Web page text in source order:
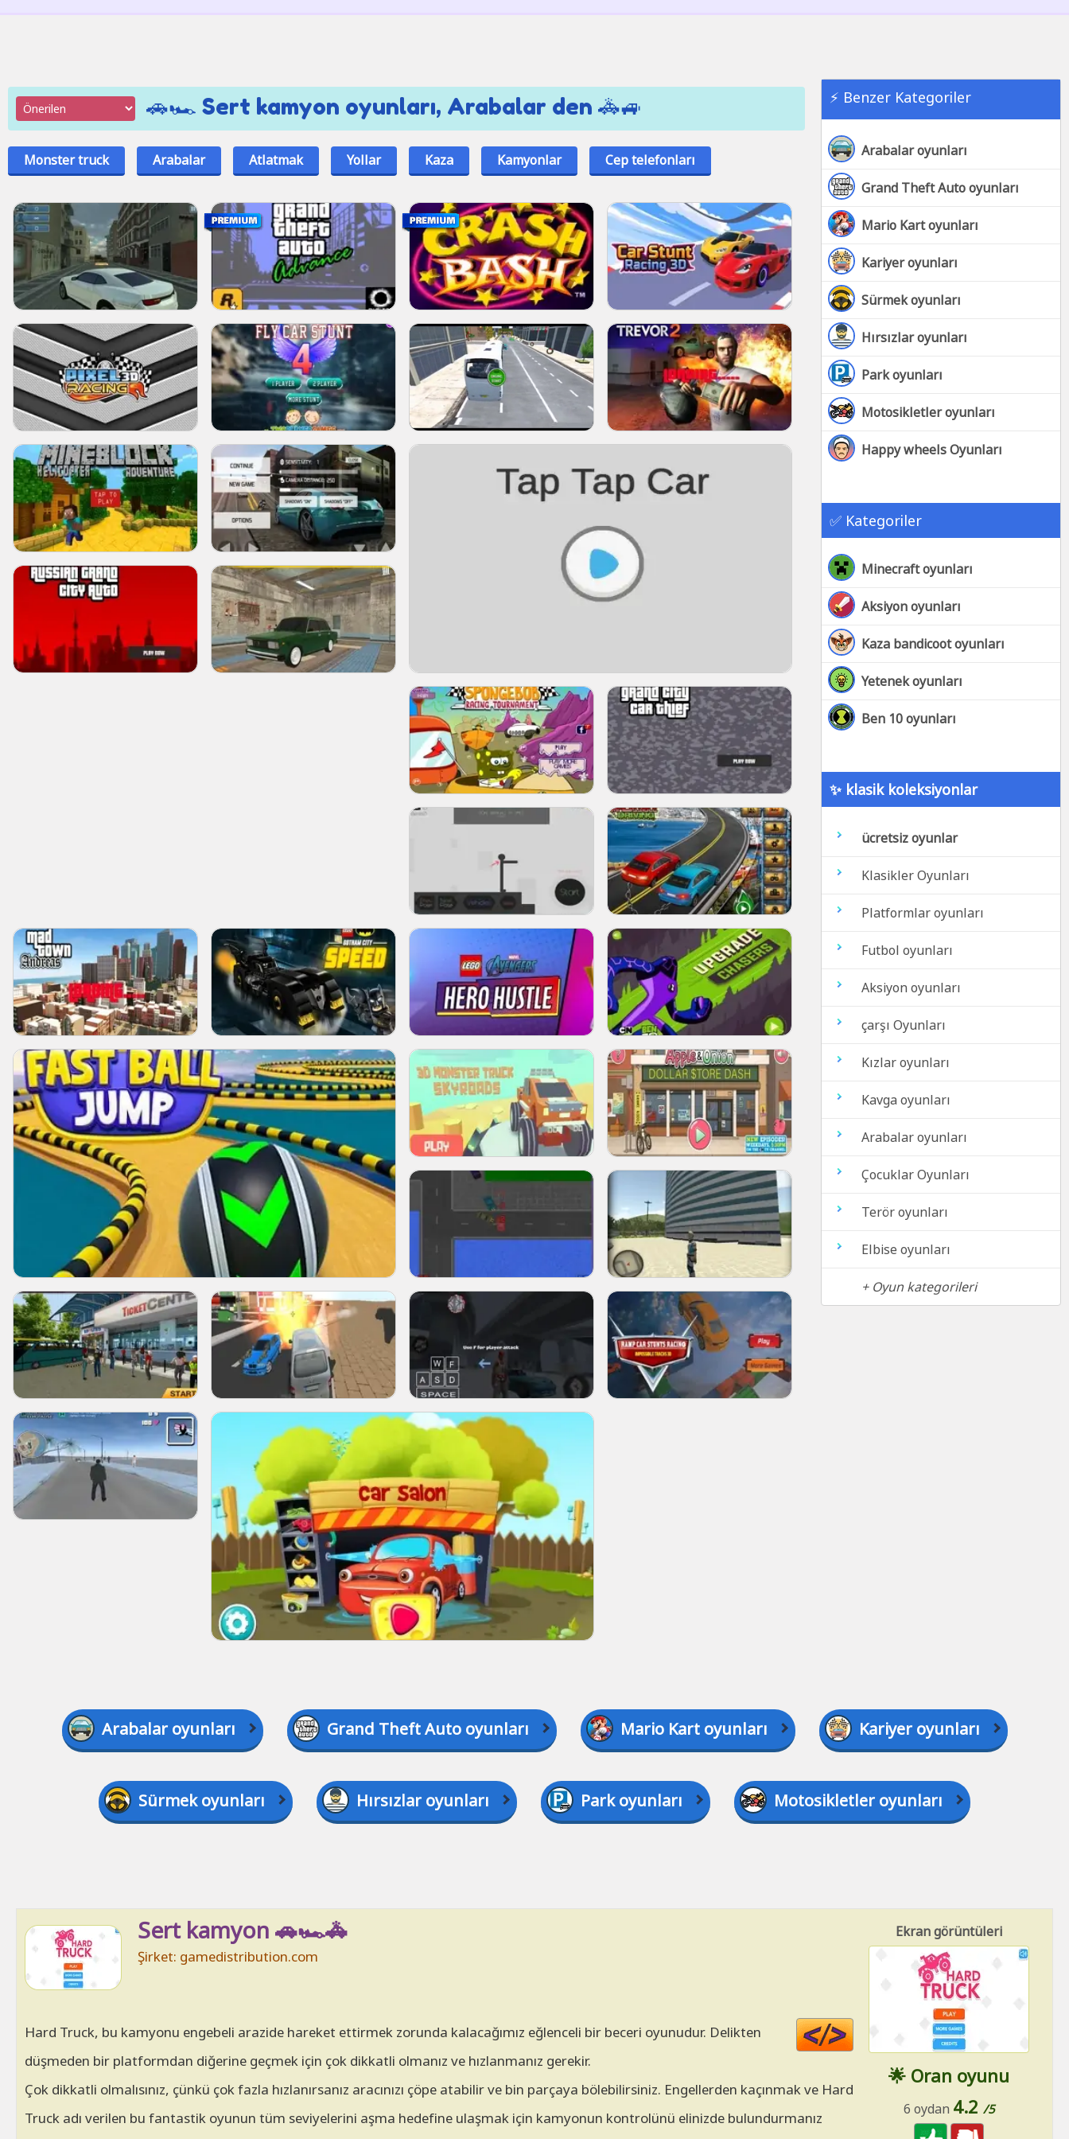
⚡ Benzer Kategoriler
Arabalar oyunları
Grand Theft Auto oyunları
Mario Kart oyunları
Kariyer oyunları
Sürmek oyunları
Hırsızlar oyunları
Park oyunları
Motosikletler oyunları
Happy wheels Oyunları
✅ Kategoriler
Minecraft oyunları
Aksiyon oyunları
Kaza bandicoot oyunları
Yetenek oyunları
Ben 10 oyunları
✨ klasik koleksiyonlar
ücretsiz oyunlar
Klasikler Oyunları
Platformlar oyunları
Futbol oyunları
Aksiyon oyunları
çarşı Oyunları
Kızlar oyunları
Kavga oyunları
Arabalar oyunları
Çocuklar Oyunları
Terör oyunları
Elbise oyunları
+ Oyun kategorileri
🚗🏎 Sert kamyon oyunları, Arabalar den 🚓🚙
Monster truck Arabalar Atlatmak Yollar Kaza Kamyonlar Cep telefonları
Arabalar oyunları Grand Theft Auto oyunları Mario Kart oyunları Kariyer oyunları
Sürmek oyunları Hırsızlar oyunları Park oyunları Motosikletler oyunları
Ekran görüntüleri
🌟 Oran oyunu
6 oydan 4.2 /5
Sert kamyon 🚗🏎🚓
Şirket: gamedistribution.com
Code
HTML
Hard Truck, bu kamyonu engebeli arazide hareket ettirmek zorunda kalacağımız eğlenceli bir beceri oyunudur. Delikten
düşmeden bir platformdan diğerine geçmek için çok dikkatli olmanız ve hızlanmanız gerekir.
Çok dikkatli olmalısınız, çünkü çok fazla hızlanırsanız aracınızı çöpe atabilir ve bin parçaya bölebilirsiniz. Engellerden kaçınmak ve Hard
Truck adı verilen bu fantastik oyunun tüm seviyelerini aşma hedefine ulaşmak için kamyonun kontrolünü elinizde bulundurmanız